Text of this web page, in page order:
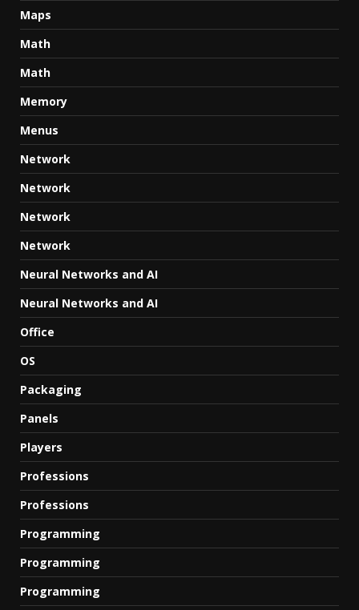
Maps
Math
Math
Memory
Menus
Network
Network
Network
Network
Neural Networks and AI
Neural Networks and AI
Office
OS
Packaging
Panels
Players
Professions
Professions
Programming
Programming
Programming